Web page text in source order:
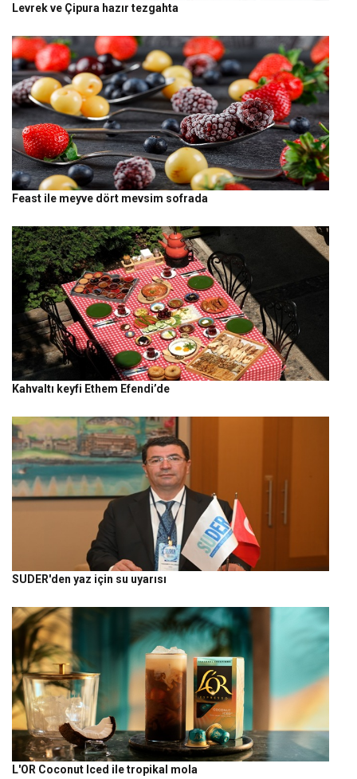
Levrek ve Çipura hazır tezgahta
Feast ile meyve dört mevsim sofrada
Kahvaltı keyfi Ethem Efendi’de
SUDER'den yaz için su uyarısı
L'OR Coconut Iced ile tropikal mola